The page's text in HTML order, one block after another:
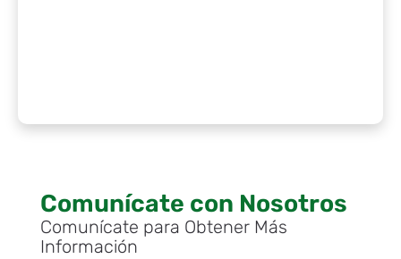
Comunícate con Nosotros
Comunícate para Obtener Más
Información